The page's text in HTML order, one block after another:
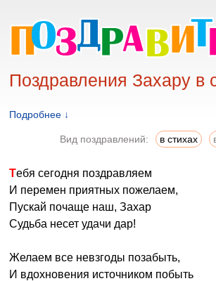
Поздравления Захару в
Подробнее ↓
Вид поздравлений: в стихах
Тебя сегодня поздравляем
И перемен приятных пожелаем,
Пускай почаще наш, Захар
Судьба несет удачи дар!
Желаем все невзгоды позабыть,
И вдохновения источником побыть